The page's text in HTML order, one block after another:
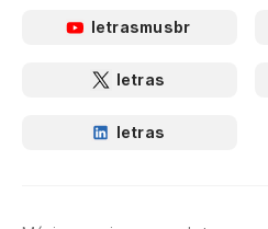
letrasmusbr
letras
letras